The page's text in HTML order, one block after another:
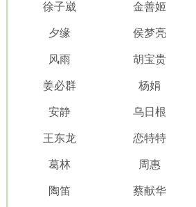
徐子崴 金善姬
夕缘 侯梦亮
风雨 胡宝贵
姜必群 杨娟
安静 乌日根
王东龙 恋特特
葛林 周惠
陶笛 蔡献华